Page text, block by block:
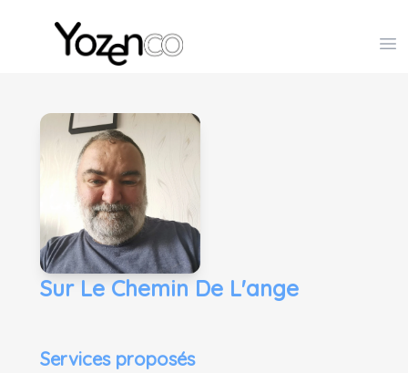
Yozenco - Organisateur de Salons, Evénements et
Sur Le Chemin De L'ange
Services proposés